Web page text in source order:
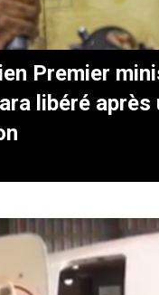
Premier
libéré après